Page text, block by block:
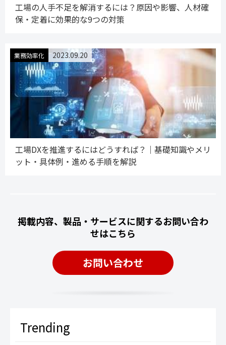
工場の人手不足を解消するには？原因や影響、人材確
保・定着に効果的な9つの対策
業務効率化 2023.09.20
工場DXを推進するにはどうすれば？｜基礎知識やメリ
ット・具体例・進める手順を解説
掲載内容、製品・サービスに関するお問い合わ
せはこちら
お問い合わせ